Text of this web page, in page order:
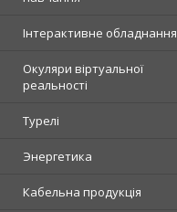
Інтерактивне обладнання
Окуляри віртуальної
реальності
Турелі
Энергетика
Кабельна продукція